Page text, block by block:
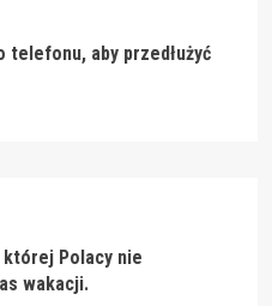
telefonu, aby przedłużyć
Polacy nie
wakacji.